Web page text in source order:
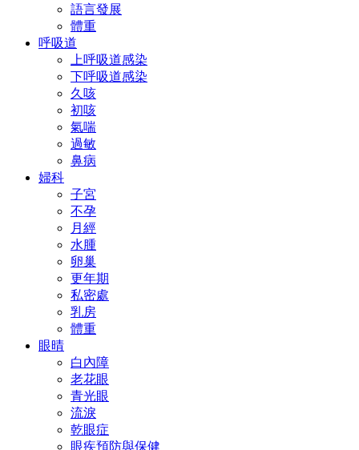
語言發展
體重
呼吸道
上呼吸道感染
下呼吸道感染
久咳
初咳
氣喘
過敏
鼻病
婦科
子宮
不孕
月經
水腫
卵巢
更年期
私密處
乳房
體重
眼晴
白內障
老花眼
青光眼
流淚
乾眼症
眼疾預防與保健